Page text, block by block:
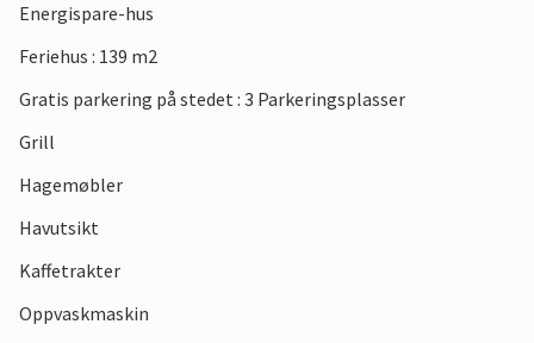
Energispare-hus
Feriehus : 139 m2
Gratis parkering på stedet : 3 Parkeringsplasser
Grill
Hagemøbler
Havutsikt
Kaffetrakter
Oppvaskmaskin